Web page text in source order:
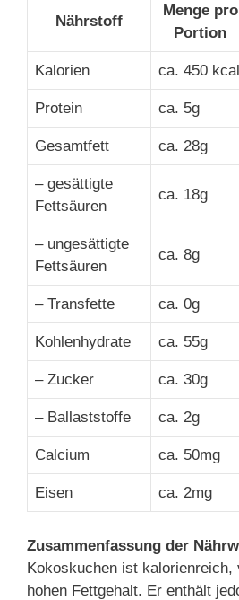
Nährstoff
Menge pro
Portion
Kalorien ca. 450 kcal
Protein ca. 5g
Gesamtfett ca. 28g
– gesättigte
Fettsäuren
ca. 18g
– ungesättigte
Fettsäuren
ca. 8g
– Transfette ca. 0g
Kohlenhydrate ca. 55g
– Zucker ca. 30g
– Ballaststoffe ca. 2g
Calcium ca. 50mg
Eisen ca. 2mg
Zusammenfassung der
Kokoskuchen ist kalorienreich,
hohen Fettgehalt. Er enthält